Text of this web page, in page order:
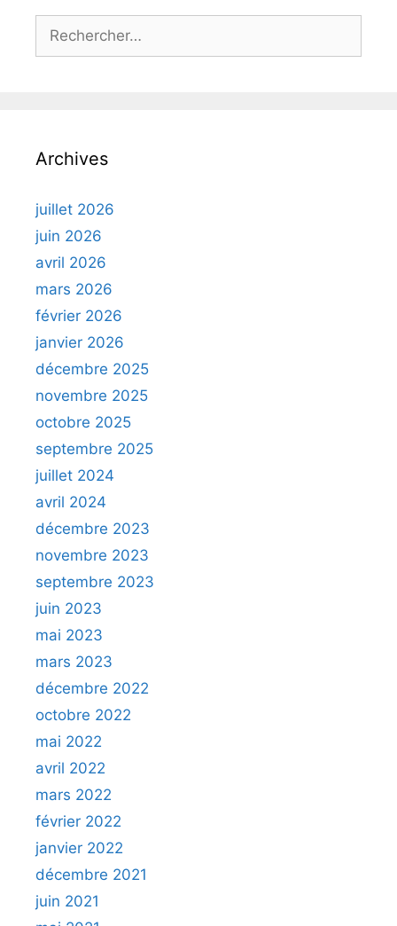
Rechercher :
Archives
juillet 2026
juin 2026
avril 2026
mars 2026
février 2026
janvier 2026
décembre 2025
novembre 2025
octobre 2025
septembre 2025
juillet 2024
avril 2024
décembre 2023
novembre 2023
septembre 2023
juin 2023
mai 2023
mars 2023
décembre 2022
octobre 2022
mai 2022
avril 2022
mars 2022
février 2022
janvier 2022
décembre 2021
juin 2021